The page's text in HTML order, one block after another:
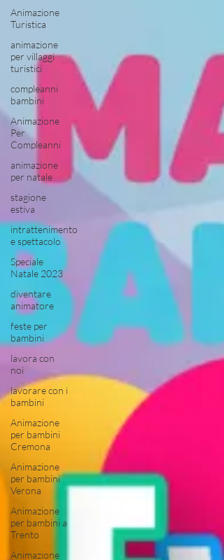
Animazione
Turistica
animazione
per villaggi
turistici
compleanni
bambini
Animazione
Per
Compleanni
animazione
per natale
stagione
estiva
intrattenimento
e spettacolo
Speciale
Natale 2023
diventare
animatore
feste per
bambini
lavora con
noi
lavorare con i
bambini
Animazione
per bambini
Cremona
Animazione
per bambini
Verona
Animazione
per bambini a
Trento
Animazione